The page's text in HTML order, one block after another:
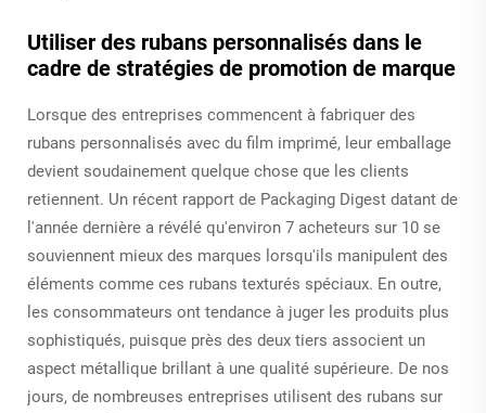
Utiliser des rubans personnalisés dans le
cadre de stratégies de promotion de marque
Lorsque des entreprises commencent à fabriquer des
rubans personnalisés avec du film imprimé, leur emballage
devient soudainement quelque chose que les clients
retiennent. Un récent rapport de Packaging Digest datant de
l'année dernière a révélé qu'environ 7 acheteurs sur 10 se
souviennent mieux des marques lorsqu'ils manipulent des
éléments comme ces rubans texturés spéciaux. En outre,
les consommateurs ont tendance à juger les produits plus
sophistiqués, puisque près des deux tiers associent un
aspect métallique brillant à une qualité supérieure. De nos
jours, de nombreuses entreprises utilisent des rubans sur